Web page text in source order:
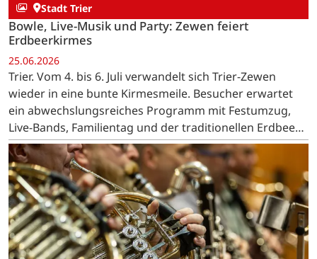
Stadt Trier
Bowle, Live-Musik und Party: Zewen feiert
Erdbeerkirmes
25.06.2026
Trier. Vom 4. bis 6. Juli verwandelt sich Trier-Zewen
wieder in eine bunte Kirmesmeile. Besucher erwartet
ein abwechslungsreiches Programm mit Festumzug,
Live-Bands, Familientag und der traditionellen Erdbeer-
Bowle.